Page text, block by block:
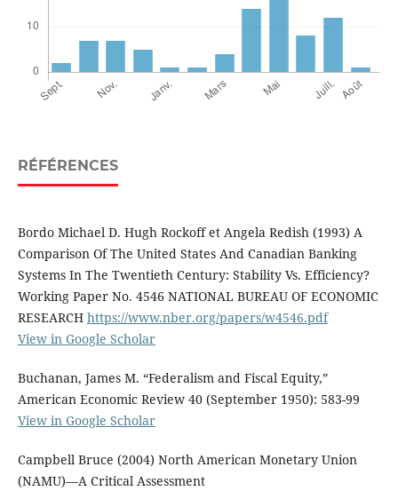
RÉFÉRENCES
Bordo Michael D. Hugh Rockoff et Angela Redish (1993) A
Comparison Of The United States And Canadian Banking
Systems In The Twentieth Century: Stability Vs. Efficiency?
Working Paper No. 4546 NATIONAL BUREAU OF ECONOMIC
RESEARCH https://www.nber.org/papers/w4546.pdf
View in Google Scholar
Buchanan, James M. “Federalism and Fiscal Equity,”
American Economic Review 40 (September 1950): 583-99
View in Google Scholar
Campbell Bruce (2004) North American Monetary Union
(NAMU)—A Critical Assessment